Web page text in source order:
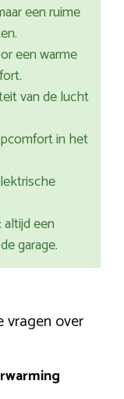
een ruime
een warme
van de lucht
in het
een
garage.
vragen over